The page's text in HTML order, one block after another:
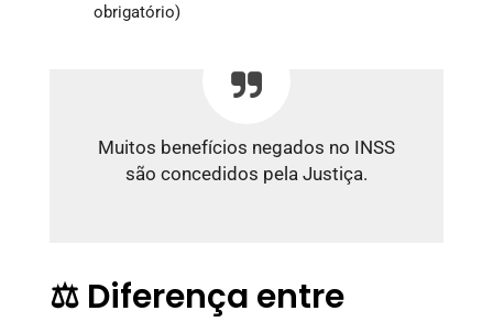
obrigatório)
Muitos benefícios negados no INSS
são concedidos pela Justiça.
⚖️ Diferença entre